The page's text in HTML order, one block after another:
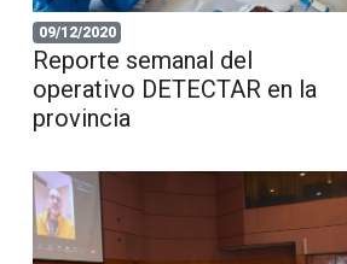
09/12/2020
Reporte semanal del
operativo DETECTAR en la
provincia